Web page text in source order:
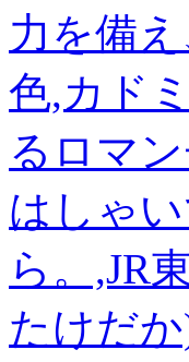
力を備
色,カド
るロマ
はしゃ
ら。,JR
たけだ